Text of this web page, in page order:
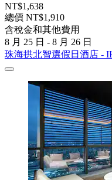
NT$1,638
總價 NT$1,910
含稅金和其他費用
8 月 25 日 - 8 月 26 日
珠海拱北智選假日酒店 -